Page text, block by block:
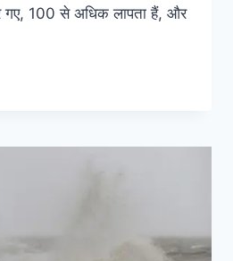
गए, 100 से अधिक लापता हैं, और